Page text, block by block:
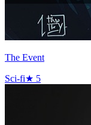
The Event
Sci-fi★ 5